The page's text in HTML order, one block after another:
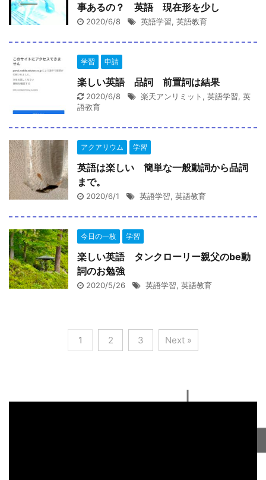
事あるの？ 英語 現在形を少し
2020/6/8 英語学習, 英語教育
学習 申請
楽しい英語 品詞 前置詞は結果
2020/6/8 楽天アンリミット , 英語学習, 英
語教育
アクアリウム 学習
英語は楽しい 簡単な一般動詞から品詞
まで。
2020/6/1 英語学習, 英語教育
今日の一枚 学習
楽しい英語 タンクローリー親父のbe動
詞のお勉強
2020/5/26 英語学習, 英語教育
1 2 3 Next »